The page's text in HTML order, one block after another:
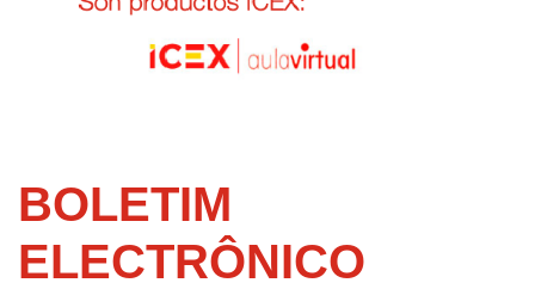
BOLETIM
ELECTRÔNICO